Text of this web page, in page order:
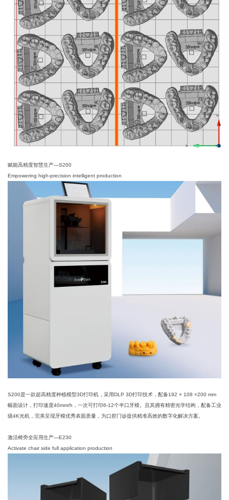
赋能高精度智慧生产—S200
Empowering high-precision intelligent production
S200是一款超高精度种植模型3D打印机，采用DLP 3D打印技术，配备192 × 108 ×200 mm
幅面设计，打印速度40mm/h，一次可打印6-12个半口牙模。且其拥有精密光学结构，配备工业
级4K光机，完美呈现牙模优秀表面质量，为口腔门诊提供精准高效的数字化解决方案。
激活椅旁全应用生产—E230
Activate chair side full application production